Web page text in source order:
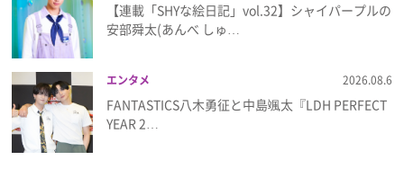
【連載「SHYな絵日記」vol.32】シャイパープルの
安部舜太(あんべ しゅ…
エンタメ 2026.08.6
FANTASTICS八木勇征と中島颯太『LDH PERFECT
YEAR 2…